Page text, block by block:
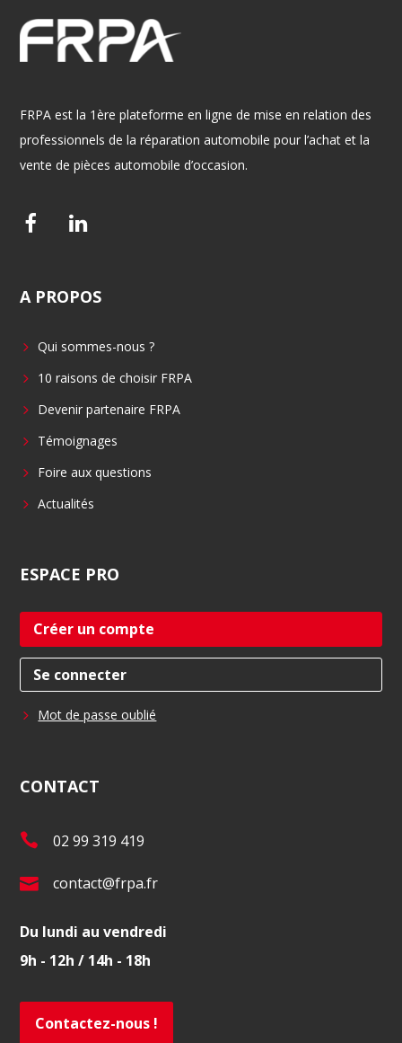
FRPA est la 1ère plateforme en ligne de mise en relation des
professionnels de la réparation automobile pour l’achat et la
vente de pièces automobile d’occasion.
F
e
o
o
L
k
d
i
A PROPOS
Qui sommes-nous ?
10 raisons de choisir FRPA
Devenir partenaire FRPA
Témoignages
Foire aux questions
Actualités
ESPACE PRO
Créer un compte
Se connecter
Mot de passe oublié
CONTACT
T
l
.
:
02 99 319 419
E
m
a
contact@frpa.fr
Du lundi au vendredi
9h - 12h / 14h - 18h
Contactez-nous !